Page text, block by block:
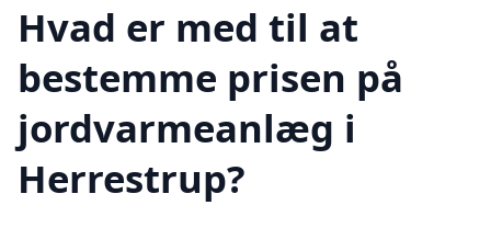
Hvad er med til at
bestemme prisen på
jordvarmeanlæg i
Herrestrup?